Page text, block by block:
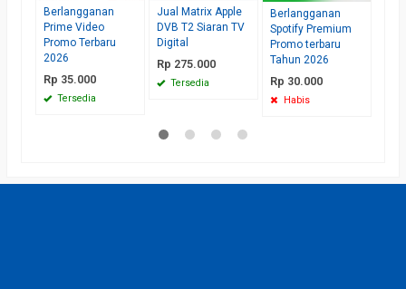
Berlangganan
Prime Video
Promo Terbaru
2026
Rp 35.000
Tersedia
Jual Matrix Apple
DVB T2 Siaran TV
Digital
Rp 275.000
Tersedia
Berlangganan
Spotify Premium
Promo terbaru
Tahun 2026
Rp 30.000
Habis